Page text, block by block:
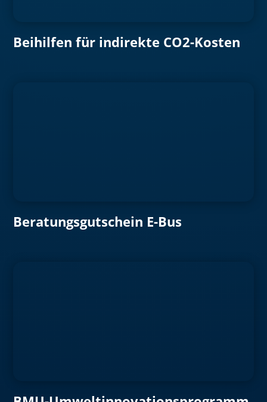
Beihilfen für indirekte CO2-Kosten
Beratungsgutschein E-Bus